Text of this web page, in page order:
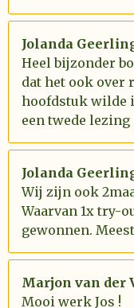
Jolanda
Heel bijzonder
dat het ook over
hoofdstuk wilde
een twede lezing
Jolanda
Wij zijn ook
Waarvan 1x try-
gewonnen.
Marjon van der
Mooi werk Jos !